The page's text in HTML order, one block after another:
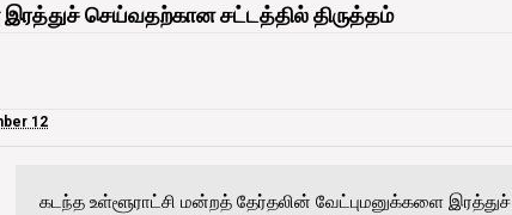
செய்வதற்கான சட்டத்தில் திருத்தம்
12
கடந்த உள்ளூராட்சி மன்றத் தேர்தலின் வேட்புமனுக்களை இரத்துச்